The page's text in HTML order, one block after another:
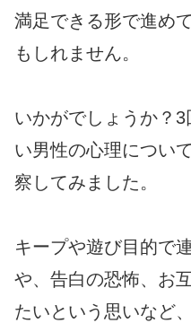
満足できる形で進め
もしれません。
いかがでしょうか？
い男性の心理につい
察してみました。
キープや遊び目的で
や、告白の恐怖、お
たいという思いなど